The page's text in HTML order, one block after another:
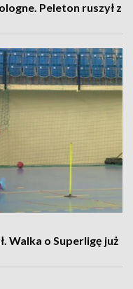
Peleton ruszył z
Walka o Superligę już